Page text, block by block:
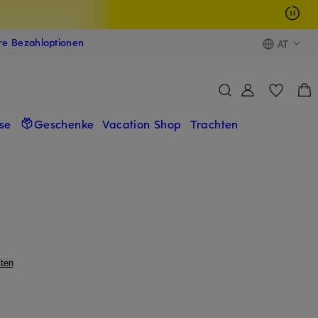
Bezahloptionen AT
Geschenke Vacation Shop Trachten